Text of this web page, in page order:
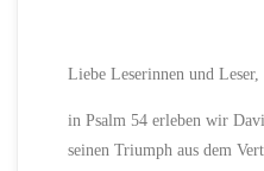
Liebe Leserinnen und Leser,
in Psalm 54 erleben wir
seinen Triumph aus dem